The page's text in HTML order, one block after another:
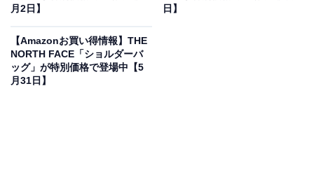
Amazonで見る
月2日】
日】
【Amazonお買い得情報】THE
NORTH FACE「ショルダーバ
ッグ」が特別価格で登場中【5
月31日】